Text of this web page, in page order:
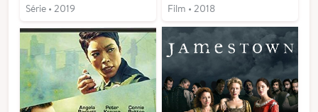
Série • 2019 Film • 2018